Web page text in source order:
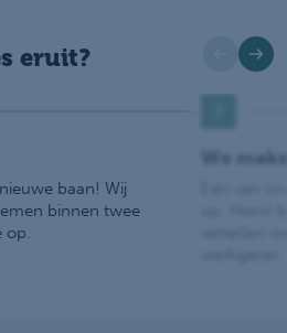
eruit?
baan! Wij
binnen twee
op.
We